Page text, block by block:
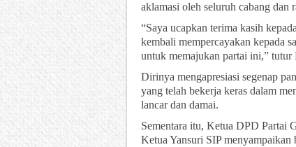
aklamasi oleh seluruh cabang
“Saya ucapkan terima kasih
kembali mempercayakan kepada
untuk memajukan partai ini,” tutur
Dirinya mengapresiasi segenap
yang telah bekerja keras dalam
lancar dan damai.
Sementara itu, Ketua DPD
Ketua Yansuri SIP